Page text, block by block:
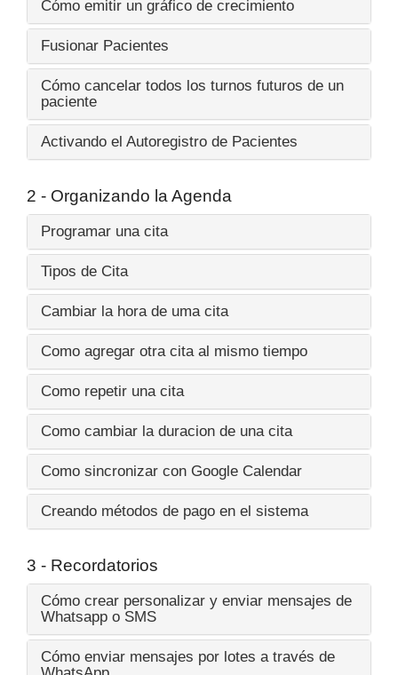
Cómo emitir un gráfico de crecimiento
Fusionar Pacientes
Cómo cancelar todos los turnos futuros de un
paciente
Activando el Autoregistro de Pacientes
2 - Organizando la Agenda
Programar una cita
Tipos de Cita
Cambiar la hora de uma cita
Como agregar otra cita al mismo tiempo
Como repetir una cita
Como cambiar la duracion de una cita
Como sincronizar con Google Calendar
Creando métodos de pago en el sistema
3 - Recordatorios
Cómo crear personalizar y enviar mensajes de
Whatsapp o SMS
Cómo enviar mensajes por lotes a través de